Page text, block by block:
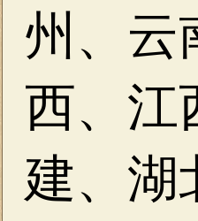
州、云
西、江
建、湖